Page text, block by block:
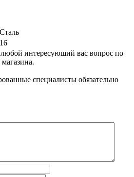
Сталь
16
интересующий вас вопрос по
специалисты обязательно